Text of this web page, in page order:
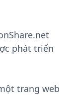
phát triển
trang web